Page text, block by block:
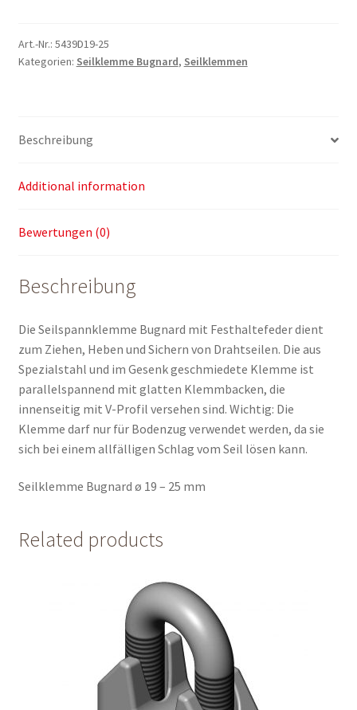
-
25
Art.-Nr.: 5439D19-25
Kategorien: Seilklemme Bugnard, Seilklemmen
Beschreibung
Additional information
Bewertungen (0)
Beschreibung
Die Seilspannklemme Bugnard mit Festhaltefeder dient
zum Ziehen, Heben und Sichern von Drahtseilen. Die aus
Spezialstahl und im Gesenk geschmiedete Klemme ist
parallelspannend mit glatten Klemmbacken, die
innenseitig mit V-Profil versehen sind. Wichtig: Die
Klemme darf nur für Bodenzug verwendet werden, da sie
sich bei einem allfälligen Schlag vom Seil lösen kann.
Seilklemme Bugnard ø 19 – 25 mm
Related products